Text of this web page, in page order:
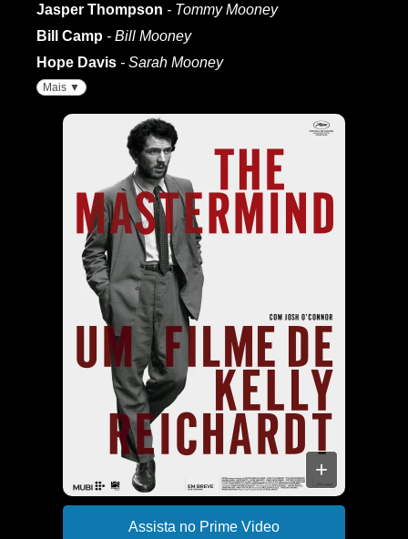
Jasper Thompson - Tommy Mooney
Bill Camp - Bill Mooney
Hope Davis - Sarah Mooney
Mais ▼
+
Assista no Prime Video